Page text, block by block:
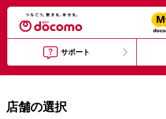
サポート
店舗の選択